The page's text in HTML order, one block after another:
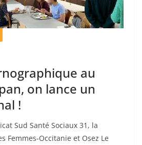
au
on lance un
!
Sud Santé Sociaux 31, la
Femmes-Occitanie et Osez Le